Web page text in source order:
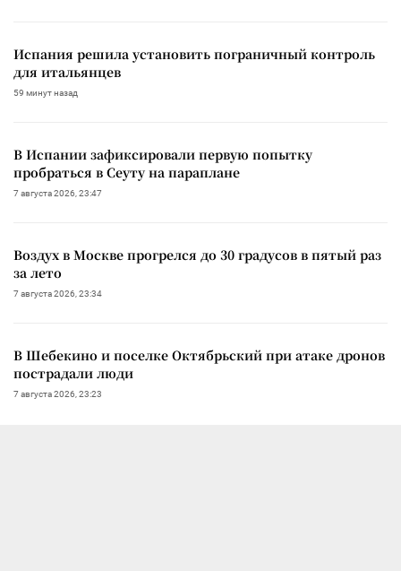
Испания решила установить пограничный контроль
для итальянцев
59 минут назад
В Испании зафиксировали первую попытку
пробраться в Сеуту на параплане
7 августа 2026, 23:47
Воздух в Москве прогрелся до 30 градусов в пятый раз
за лето
7 августа 2026, 23:34
В Шебекино и поселке Октябрьский при атаке дронов
пострадали люди
7 августа 2026, 23:23